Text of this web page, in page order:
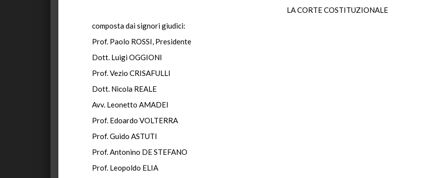
LA CORTE COSTITUZIONALE
composta dai signori giudici:
Prof. Paolo ROSSI, Presidente
Dott. Luigi OGGIONI
Prof. Vezio CRISAFULLI
Dott. Nicola REALE
Avv. Leonetto AMADEI
Prof. Edoardo VOLTERRA
Prof. Guido ASTUTI
Prof. Antonino DE STEFANO
Prof. Leopoldo ELIA